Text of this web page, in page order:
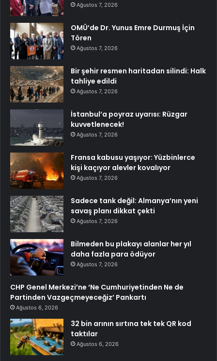
Ağustos 7, 2026
OMÜ’de Dr. Yunus Emre Durmuş İçin
Tören
Ağustos 7, 2026
Bir şehir resmen haritadan silindi: Halk
tahliye edildi
Ağustos 7, 2026
İstanbul’a poyraz uyarısı: Rüzgar
kuvvetlenecek!
Ağustos 7, 2026
Fransa kabusu yaşıyor: Yüzbinlerce
kişi kaçıyor alevler kovalıyor
Ağustos 7, 2026
Sadece tank değil: Almanya’nın yeni
savaş planı dikkat çekti
Ağustos 7, 2026
Bilmeden bu plakayı alanlar her yıl
daha fazla para ödüyor
Ağustos 7, 2026
CHP Genel Merkezi’ne ‘Ne Cumhuriyetinden Ne de
Partinden Vazgeçmeyeceğiz’ Pankartı
Ağustos 6, 2026
32 bin arının sırtına tek tek QR kod
taktılar
Ağustos 6, 2026